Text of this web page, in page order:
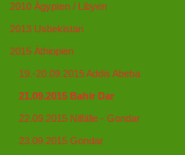
2010 Ägypten / Libyen
2013 Usbekistan
2015 Äthiopien
19.-20.09.2015 Addis Abeba
21.09.2015 Bahir Dar
22.09.2015 Nilfälle - Gondar
23.09.2015 Gondar